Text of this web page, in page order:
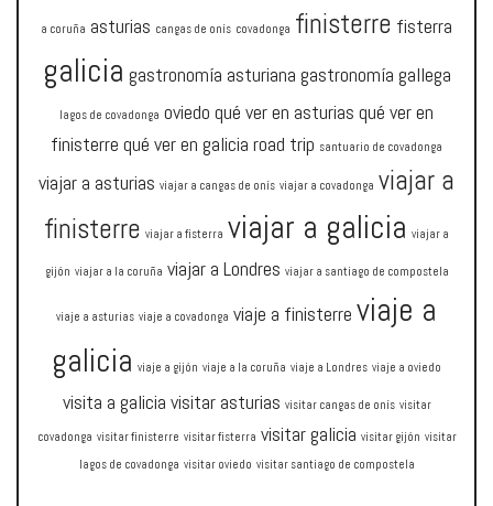
a coruña asturias cangas de onís covadonga finisterre fisterra
galicia gastronomía asturiana gastronomía gallega
lagos de covadonga oviedo qué ver en asturias qué ver en
finisterre qué ver en galicia road trip santuario de covadonga
viajar a asturias viajar a cangas de onís viajar a covadonga viajar a
finisterre viajar a fisterra viajar a galicia viajar a
gijón viajar a la coruña viajar a Londres viajar a santiago de compostela
viaje a asturias viaje a covadonga viaje a finisterre viaje a
galicia viaje a gijón viaje a la coruña viaje a Londres viaje a oviedo
visita a galicia visitar asturias visitar cangas de onís visitar
covadonga visitar finisterre visitar fisterra visitar galicia visitar gijón visitar
lagos de covadonga visitar oviedo visitar santiago de compostela